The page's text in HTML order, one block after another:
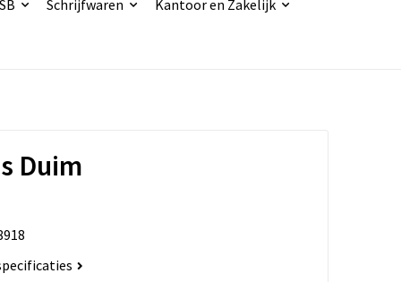
Schrijfwaren Kantoor en Zakelijk
Duim